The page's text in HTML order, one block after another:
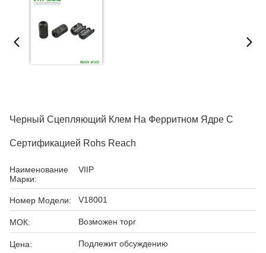
Черный Сцепляющий Клем На Ферритном Ядре С
Сертификацией Rohs Reach
Наименование
Марки:
VIIP
Номер Модели: V18001
МОК: Возможен торг
Цена: Подлежит обсуждению